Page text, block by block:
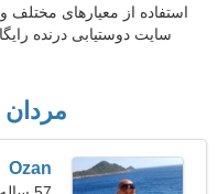
استفاده از معیارهای مختلف
سایت دوستیابی درنده
مردان
Ozan